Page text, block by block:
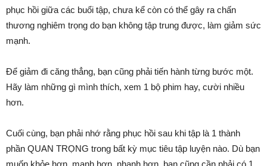
phục hồi giữa các buổi tập, chưa kể còn có thể gây ra chấn
thương nghiêm trọng do bạn không tập trung được, làm giảm sức
mạnh.
Để giảm đi căng thẳng, bạn cũng phải tiến hành từng bước một.
Hãy làm những gì mình thích, xem 1 bộ phim hay, cười nhiều
hơn.
Cuối cùng, bạn phải nhớ rằng phục hồi sau khi tập là 1 thành
phần QUAN TRỌNG trong bất kỳ mục tiêu tập luyện nào. Dù bạn
muốn khỏe hơn, mạnh hơn, nhanh hơn, bạn cũng cần phải có 1